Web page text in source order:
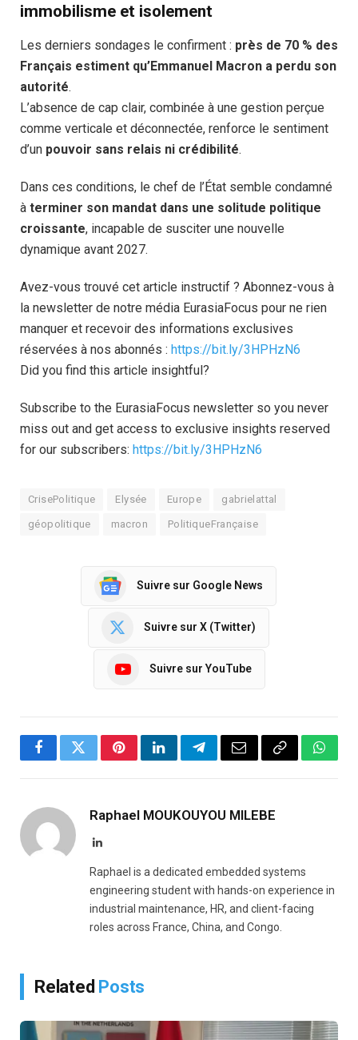
immobilisme et isolement
Les derniers sondages le confirment : près de 70 % des
Français estiment qu’Emmanuel Macron a perdu son
autorité.
L’absence de cap clair, combinée à une gestion perçue
comme verticale et déconnectée, renforce le sentiment
d’un pouvoir sans relais ni crédibilité.
Dans ces conditions, le chef de l’État semble condamné
à terminer son mandat dans une solitude politique
croissante, incapable de susciter une nouvelle
dynamique avant 2027.
Avez-vous trouvé cet article instructif ? Abonnez-vous à
la newsletter de notre média EurasiaFocus pour ne rien
manquer et recevoir des informations exclusives
réservées à nos abonnés : https://bit.ly/3HPHzN6
Did you find this article insightful?
Subscribe to the EurasiaFocus newsletter so you never
miss out and get access to exclusive insights reserved
for our subscribers: https://bit.ly/3HPHzN6
CrisePolitique Elysée Europe gabrielattal
géopolitique macron PolitiqueFrançaise
Suivre sur Google News
Suivre sur X (Twitter)
Suivre sur YouTube
FacebookTwitterPinterestLinkedInTelegramEmail Copy
Raphael MOUKOUYOU MILEBE
LinkedIn
Raphael is a dedicated embedded systems
engineering student with hands-on experience in
industrial maintenance, HR, and client-facing
roles across France, China, and Congo.
Related Posts